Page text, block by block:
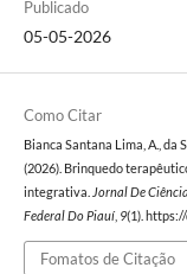
Publicado
05-05-2026
Como Citar
Bianca Santana Lima, A., da
(2026). Brinquedo
integrativa. Jornal De
Federal Do Piauí, 9(1).
Fomatos de Citação